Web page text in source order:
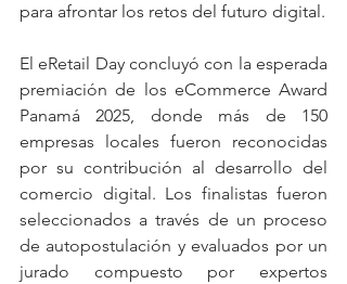
para afrontar los retos del futuro digital.
El eRetail Day concluyó con la esperada
premiación de los eCommerce Award
Panamá 2025, donde más de 150
empresas locales fueron reconocidas
por su contribución al desarrollo del
comercio digital. Los finalistas fueron
seleccionados a través de un proceso
de autopostulación y evaluados por un
jurado compuesto por expertos